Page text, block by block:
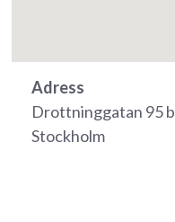
Adress
Drottninggatan 95 b
Stockholm